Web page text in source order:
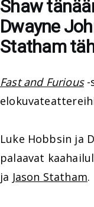
Shaw
Dwayne
Statham
Fast and Furious-
Luke Hobbsin ja
palaavat
ja Jason Statham.